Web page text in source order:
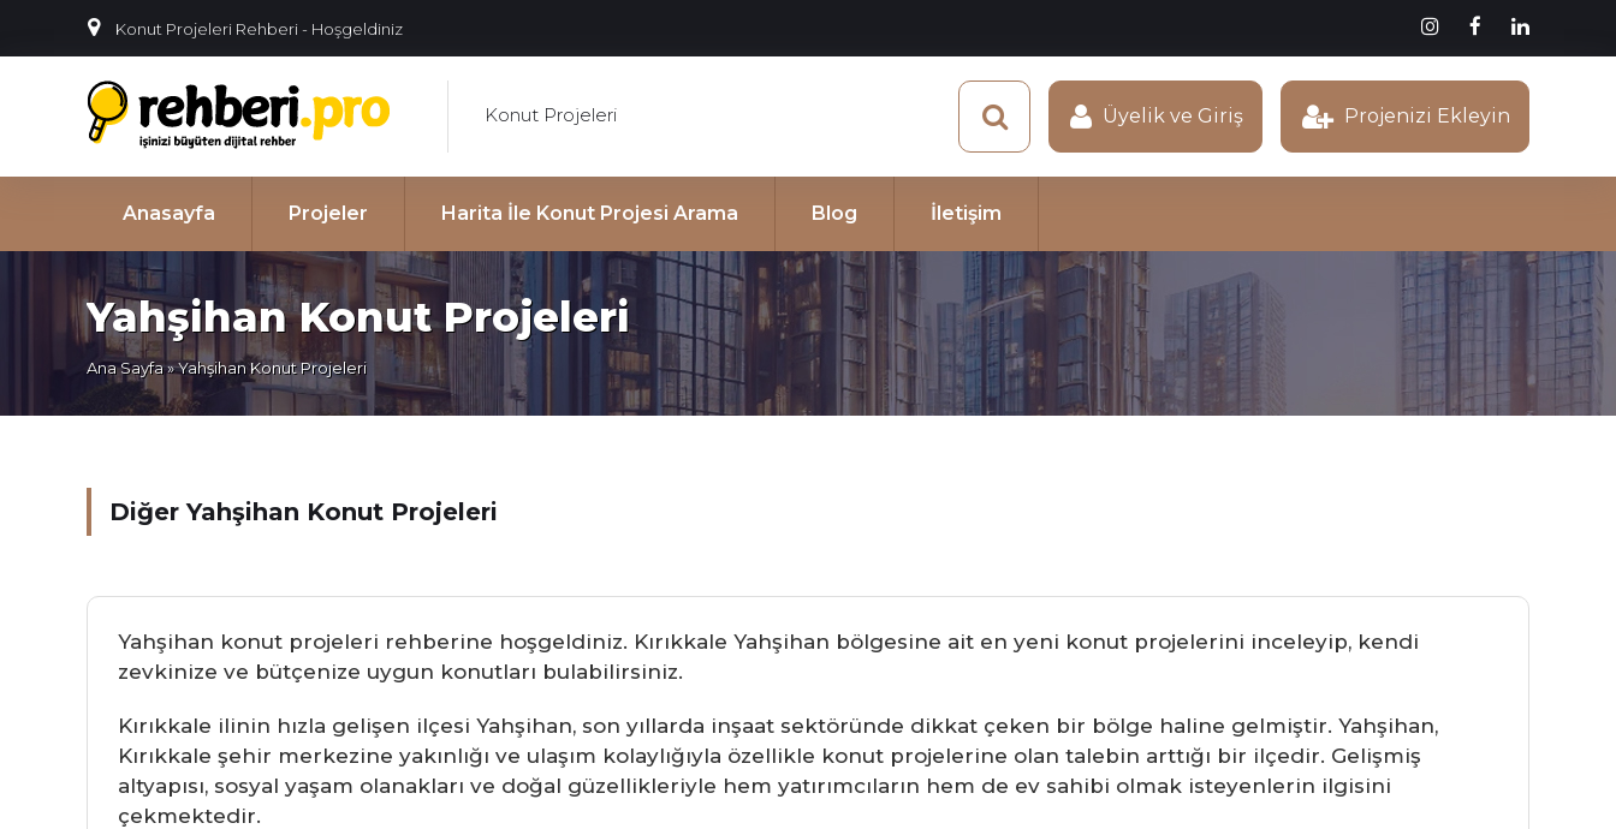
Konut Projeleri Rehberi - Hoşgeldiniz
Konut Projeleri Üyelik ve Giriş Projenizi Ekleyin
Anasayfa Projeler Harita İle Konut Projesi Arama Blog İletişim
Yahşihan Konut Projeleri
Ana Sayfa» Yahşihan Konut Projeleri
Diğer Yahşihan Konut Projeleri
Yahşihan konut projeleri rehberine hoşgeldiniz. Kırıkkale Yahşihan bölgesine ait en yeni konut projelerini inceleyip, kendi
zevkinize ve bütçenize uygun konutları bulabilirsiniz.
Kırıkkale ilinin hızla gelişen ilçesi Yahşihan, son yıllarda inşaat sektöründe dikkat çeken bir bölge haline gelmiştir. Yahşihan,
Kırıkkale şehir merkezine yakınlığı ve ulaşım kolaylığıyla özellikle konut projelerine olan talebin arttığı bir ilçedir. Gelişmiş
altyapısı, sosyal yaşam olanakları ve doğal güzellikleriyle hem yatırımcıların hem de ev sahibi olmak isteyenlerin ilgisini
çekmektedir.